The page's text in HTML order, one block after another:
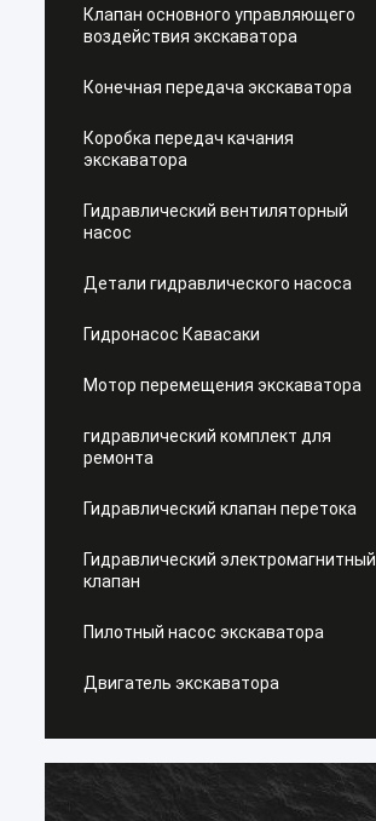
Клапан основного управляющего
воздействия экскаватора
Конечная передача экскаватора
Коробка передач качания
экскаватора
Гидравлический вентиляторный
насос
Детали гидравлического насоса
Гидронасос Кавасаки
Мотор перемещения экскаватора
гидравлический комплект для
ремонта
Гидравлический клапан перетока
Гидравлический электромагнитный
клапан
Пилотный насос экскаватора
Двигатель экскаватора